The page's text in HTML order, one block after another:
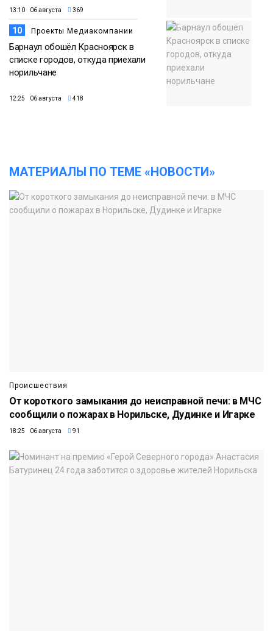
13:10 06 августа 369
10 Проекты Медиакомпании
Барнаул обошёл Красноярск в
списке городов, откуда приехали
норильчане
12:25 06 августа 418
МАТЕРИАЛЫ ПО ТЕМЕ «НОВОСТИ»
Происшествия
От короткого замыкания до неисправной печи: в МЧС
сообщили о пожарах в Норильске, Дудинке и Игарке
18:25 06 августа 91